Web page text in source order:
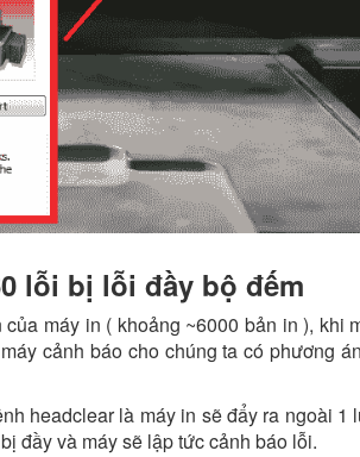
lỗi bị lỗi đầy bộ đếm
máy in ( khoảng ~6000 bản in ), khi
cảnh báo cho chúng ta có phương
headclear là máy in sẽ đẩy ra ngoài 1
đầy và máy sẽ lập tức cảnh báo lỗi.